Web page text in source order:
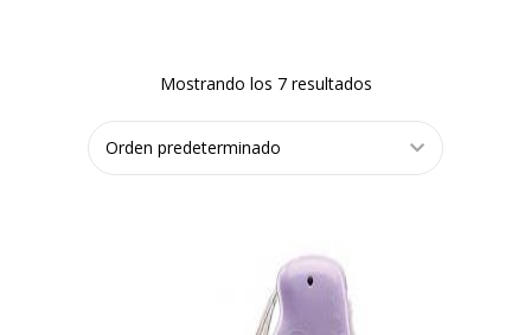
Mostrando los 7 resultados